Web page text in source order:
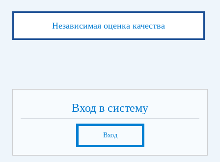
Независимая оценка качества
Вход в систему
Вход